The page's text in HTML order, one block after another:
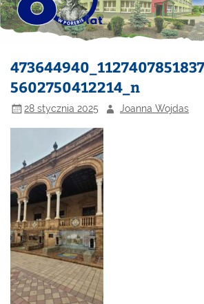
5602750412214_n
28 stycznia 2025 Joanna Wojdas